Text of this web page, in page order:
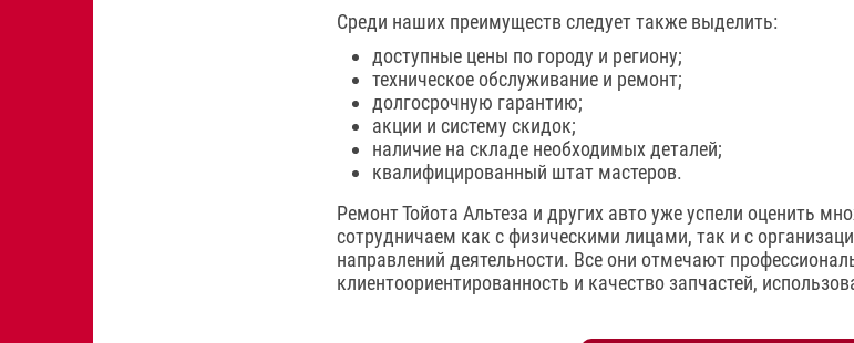
Среди наших преимуществ следует также выделить:
доступные цены по городу и региону;
техническое обслуживание и ремонт;
долгосрочную гарантию;
акции и систему скидок;
наличие на складе необходимых деталей;
квалифицированный штат мастеров.
Ремонт Тойота Альтеза и других авто уже успели оценить
сотрудничаем как с физическими лицами, так и с
направлений деятельности. Все они отмечают
клиентоориентированность и качество запчастей,